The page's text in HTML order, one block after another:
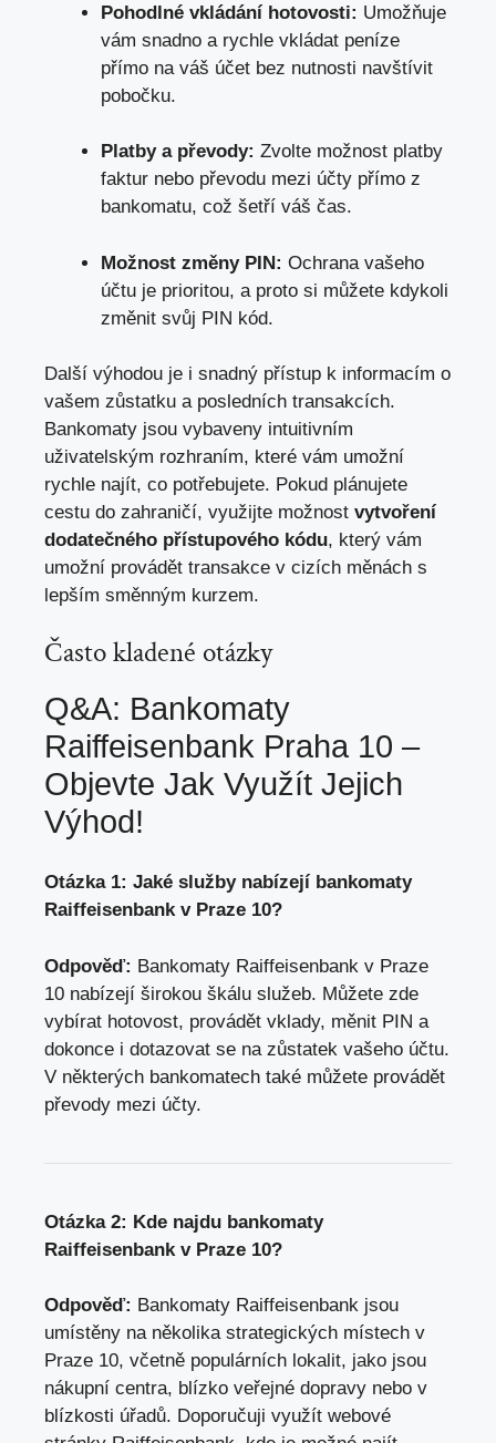
Pohodlné vkládání hotovosti: Umožňuje
vám snadno a rychle vkládat peníze
přímo na váš účet bez nutnosti navštívit
pobočku.
Platby a převody: Zvolte možnost platby
faktur nebo převodu mezi účty přímo z
bankomatu, což šetří váš čas.
Možnost změny PIN: Ochrana vašeho
účtu je prioritou, a proto si můžete kdykoli
změnit svůj PIN kód.
Další výhodou je i snadný přístup k informacím o
vašem zůstatku a posledních transakcích.
Bankomaty jsou vybaveny intuitivním
uživatelským rozhraním, které vám umožní
rychle najít, co potřebujete. Pokud plánujete
cestu do zahraničí, využijte možnost vytvoření
dodatečného přístupového kódu, který vám
umožní provádět transakce v cizích měnách s
lepším směnným kurzem.
Často kladené otázky
Q&A: Bankomaty
Raiffeisenbank Praha 10 –
Objevte Jak Využít Jejich
Výhod!
Otázka 1: Jaké služby nabízejí bankomaty
Raiffeisenbank v Praze 10?
Odpověď: Bankomaty Raiffeisenbank v Praze
10 nabízejí širokou škálu služeb. Můžete zde
vybírat hotovost, provádět vklady, měnit PIN a
dokonce i dotazovat se na zůstatek vašeho účtu.
V některých bankomatech také můžete provádět
převody mezi účty.
Otázka 2: Kde najdu bankomaty
Raiffeisenbank v Praze 10?
Odpověď: Bankomaty Raiffeisenbank jsou
umístěny na několika strategických místech v
Praze 10, včetně populárních lokalit, jako jsou
nákupní centra, blízko veřejné dopravy nebo v
blízkosti úřadů. Doporučuji využít webové